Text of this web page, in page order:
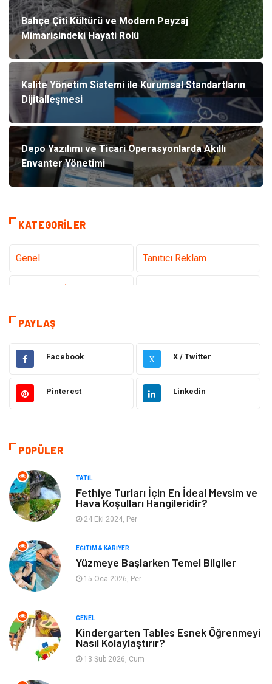
Bahçe Çiti Kültürü ve Modern Peyzaj
Mimarisindeki Hayati Rolü
Kalite Yönetim Sistemi ile Kurumsal Standartların
Dijitalleşmesi
Depo Yazılımı ve Ticari Operasyonlarda Akıllı
Envanter Yönetimi
KATEGORILER
Genel Tanıtıcı Reklam
Eğitim & Kariyer
Hukuk Moda
Gündem Elektronik
Dekorasyon
Tatil
Alışveriş Gençlik & Eğlence
Genel Kültür
Metal Evlilik Rehberi
Yeme & İçme Anne & Çocuk
Ev İşleri Gayrimenkul
PAYLAŞ
Facebook X X / Twitter
Pinterest Linkedin
POPÜLER
TATIL
Fethiye Turları İçin En İdeal Mevsim ve
Hava Koşulları Hangileridir?
24 Eki 2024, Per
EĞITIM & KARIYER
Yüzmeye Başlarken Temel Bilgiler
15 Oca 2026, Per
GENEL
Kindergarten Tables Esnek Öğrenmeyi
Nasıl Kolaylaştırır?
13 Şub 2026, Cum